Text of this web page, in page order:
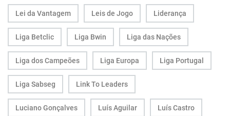
Lei da Vantagem Leis de Jogo Liderança
Liga Betclic Liga Bwin Liga das Nações
Liga dos Campeões Liga Europa Liga Portugal
Liga Sabseg Link To Leaders
Luciano Gonçalves Luís Aguilar Luís Castro